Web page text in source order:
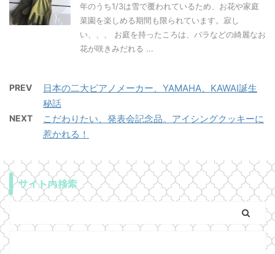
年のうち1/3は雪で覆われているため、お花や家庭
菜園を楽しめる期間も限られています。寂し
い、、、 お庭を持ったころは、バラなどの綺麗なお
花が咲きみだれる ...
PREV
日本の二大ピアノメーカー、YAMAHA、KAWAI誕生
秘話
NEXT
こだわりたい、発表会記念品。アイシングクッキーに
惹かれる！
サイト内検索